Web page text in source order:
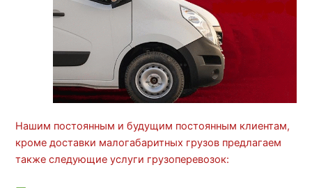
Нашим постоянным и будущим постоянным клиентам,
кроме доставки малогабаритных грузов предлагаем
также следующие услуги грузоперевозок: